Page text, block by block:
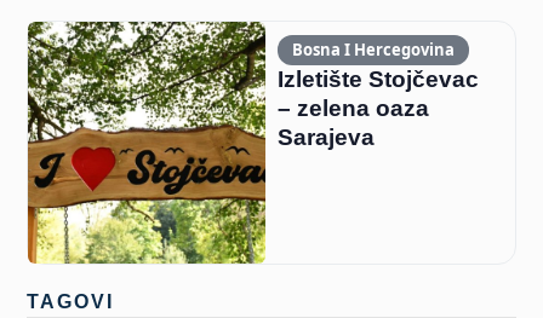
Bosna I Hercegovina
Izletište Stojčevac
– zelena oaza
Sarajeva
TAGOVI